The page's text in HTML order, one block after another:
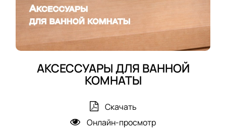
АКСЕССУАРЫ ДЛЯ ВАННОЙ
КОМНАТЫ
Скачать
Онлайн-просмотр